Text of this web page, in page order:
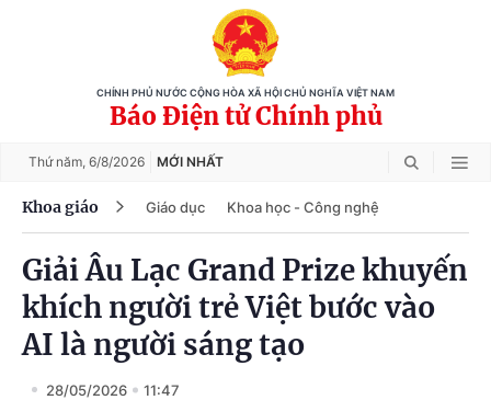
CHÍNH PHỦ NƯỚC CỘNG HÒA XÃ HỘI CHỦ NGHĨA VIỆT NAM
Báo Điện tử Chính phủ
Thứ năm, 6/8/2026 MỚI NHẤT
Khoa giáo Giáo dục Khoa học - Công nghệ
Giải Âu Lạc Grand Prize khuyến
khích người trẻ Việt bước vào
AI là người sáng tạo
28/05/2026 11:47